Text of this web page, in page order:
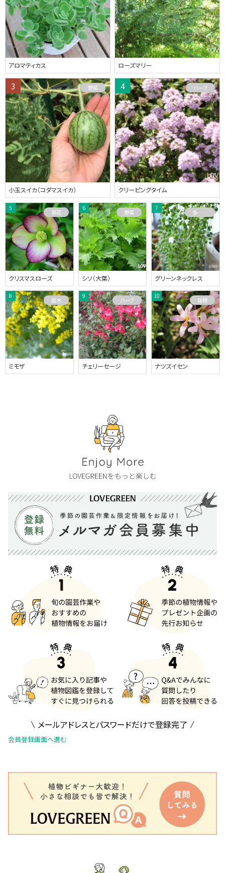
アロマティカス ローズマリー
小玉スイカ（コダマスイカ）
野菜
クリーピングタイム
ハーブ
クリスマスローズ
草花
シソ（大葉）
野菜
グリーンネックレス
多肉植物
ミモザ
庭木
チェリーセージ
ハーブ
ナツズイセン
球根
メールアドレスとパスワードだけで登録完了
会員登録画面へ進む